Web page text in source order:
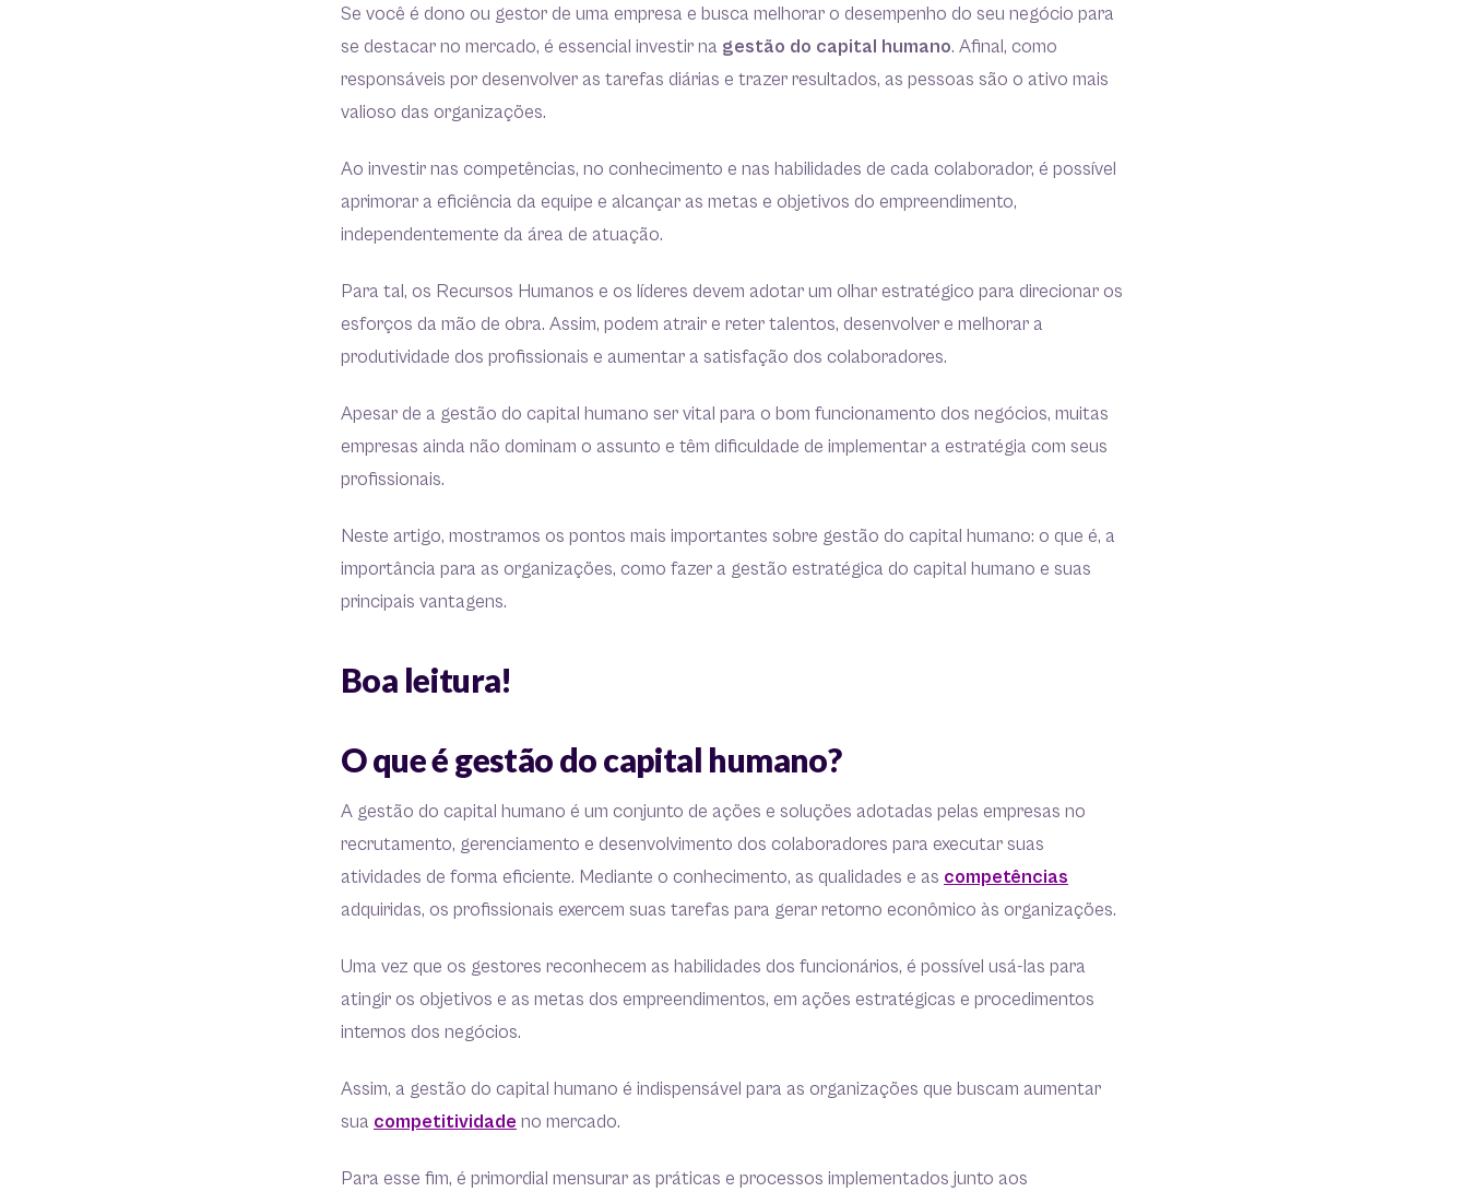
Se você é dono ou gestor de uma empresa e busca melhorar o desempenho do seu negócio para
se destacar no mercado, é essencial investir na gestão do capital humano. Afinal, como
responsáveis por desenvolver as tarefas diárias e trazer resultados, as pessoas são o ativo mais
valioso das organizações.
Ao investir nas competências, no conhecimento e nas habilidades de cada colaborador, é possível
aprimorar a eficiência da equipe e alcançar as metas e objetivos do empreendimento,
independentemente da área de atuação.
Para tal, os Recursos Humanos e os líderes devem adotar um olhar estratégico para direcionar os
esforços da mão de obra. Assim, podem atrair e reter talentos, desenvolver e melhorar a
produtividade dos profissionais e aumentar a satisfação dos colaboradores.
Apesar de a gestão do capital humano ser vital para o bom funcionamento dos negócios, muitas
empresas ainda não dominam o assunto e têm dificuldade de implementar a estratégia com seus
profissionais.
Neste artigo, mostramos os pontos mais importantes sobre gestão do capital humano: o que é, a
importância para as organizações, como fazer a gestão estratégica do capital humano e suas
principais vantagens.
Boa leitura!
O que é gestão do capital humano?
A gestão do capital humano é um conjunto de ações e soluções adotadas pelas empresas no
recrutamento, gerenciamento e desenvolvimento dos colaboradores para executar suas
atividades de forma eficiente. Mediante o conhecimento, as qualidades e as competências
adquiridas, os profissionais exercem suas tarefas para gerar retorno econômico às organizações.
Uma vez que os gestores reconhecem as habilidades dos funcionários, é possível usá-las para
atingir os objetivos e as metas dos empreendimentos, em ações estratégicas e procedimentos
internos dos negócios.
Assim, a gestão do capital humano é indispensável para as organizações que buscam aumentar
sua competitividade no mercado.
Para esse fim, é primordial mensurar as práticas e processos implementados junto aos